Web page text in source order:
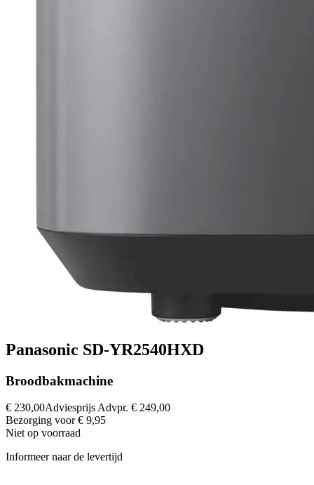
Panasonic SD-YR2540HXD
Broodbakmachine
€ 230,00Adviesprijs Advpr. € 249,00
Bezorging voor € 9,95
Niet op voorraad
Informeer naar de levertijd